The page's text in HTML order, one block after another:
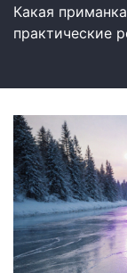
Какая
практические